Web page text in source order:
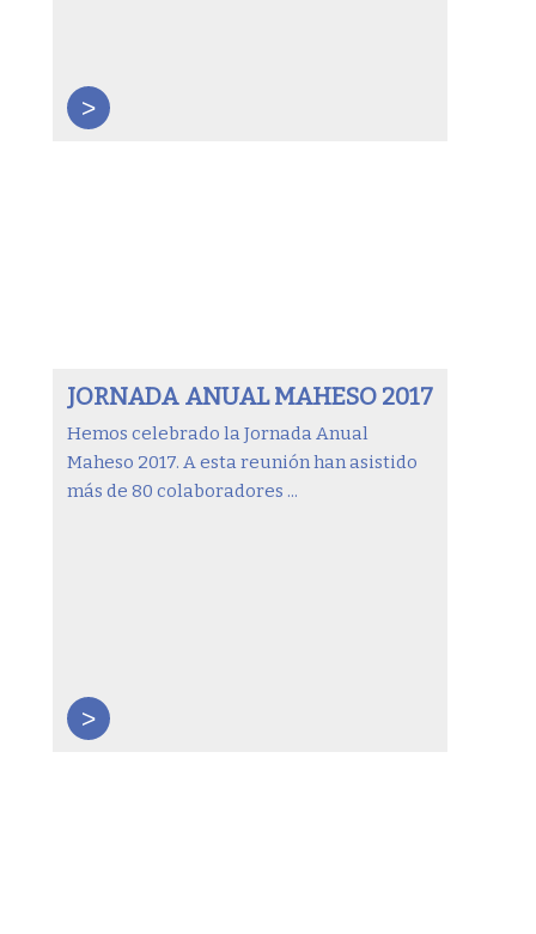
>
JORNADA ANUAL MAHESO 2017
Hemos celebrado la Jornada Anual
Maheso 2017. A esta reunión han asistido
más de 80 colaboradores ...
>